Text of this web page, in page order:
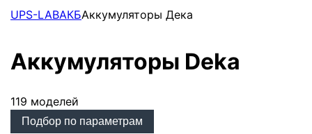
UPS-LABАКБАккумуляторы Дека
Аккумуляторы Deka
119 моделей
Подбор по параметрам